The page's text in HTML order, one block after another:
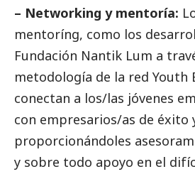
– Networking y mentoría:
mentoríng, como los
Fundación Nantik Lum a
metodología de la red Youth
conectan a los/las jóvenes
con empresarios/as de éxito
proporcionándoles
y sobre todo apoyo en el